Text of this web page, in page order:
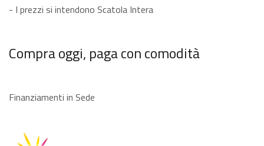
- I prezzi si intendono Scatola Intera
Compra oggi, paga con comodità
Finanziamenti in Sede